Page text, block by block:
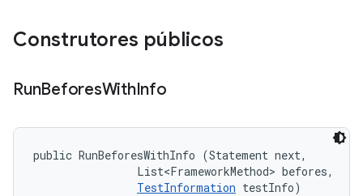
Construtores públicos
RunBeforesWithInfo
public RunBeforesWithInfo (Statement next,
                List<FrameworkMethod> befores,
TestInformation testInfo)